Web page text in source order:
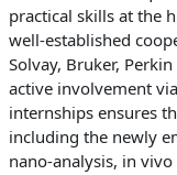
practical skills at the
well-established
Solvay, Bruker,
active involvement
internships ensures
including the newly
nano-analysis, in vivo